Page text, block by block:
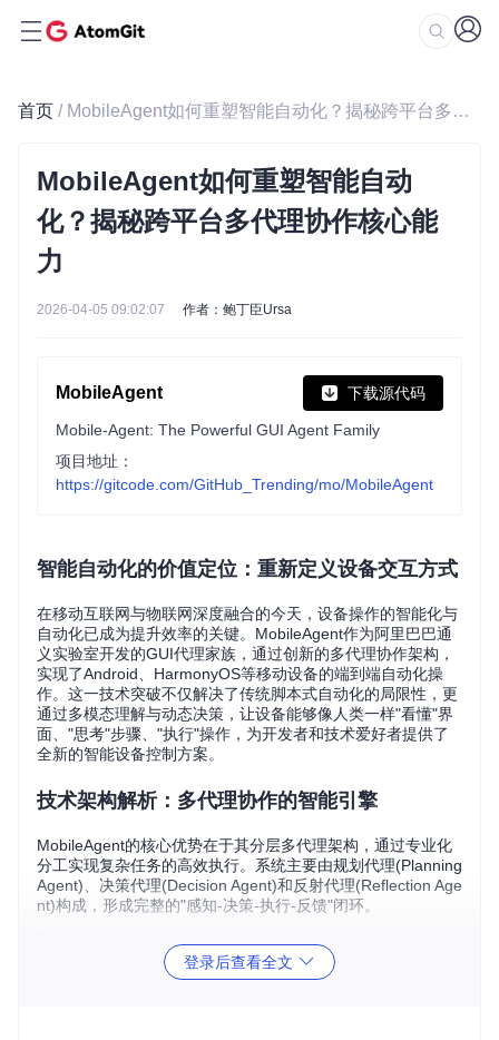
首页 / MobileAgent如何重塑智能自动化？揭秘跨平台多代理协作核心能力
MobileAgent如何重塑智能自动
化？揭秘跨平台多代理协作核心能
力
2026-04-05 09:02:07 作者：鲍丁臣Ursa
MobileAgent 下载源代码
Mobile-Agent: The Powerful GUI Agent Family
项目地址：
https://gitcode.com/GitHub_Trending/mo/MobileAgent
智能自动化的价值定位：重新定义设备交互方式
在移动互联网与物联网深度融合的今天，设备操作的智能化与
自动化已成为提升效率的关键。MobileAgent作为阿里巴巴通
义实验室开发的GUI代理家族，通过创新的多代理协作架构，
实现了Android、HarmonyOS等移动设备的端到端自动化操
作。这一技术突破不仅解决了传统脚本式自动化的局限性，更
通过多模态理解与动态决策，让设备能够像人类一样"看懂"界
面、"思考"步骤、"执行"操作，为开发者和技术爱好者提供了
全新的智能设备控制方案。
技术架构解析：多代理协作的智能引擎
MobileAgent的核心优势在于其分层多代理架构，通过专业化
分工实现复杂任务的高效执行。系统主要由规划代理(Planning
Agent)、决策代理(Decision Agent)和反射代理(Reflection Age
nt)构成，形成完整的"感知-决策-执行-反馈"闭环。
图：MobileAgent多代理协作架构展示了规划、决策与反射三
个核心阶段的协作流程，体现了移动自动化系统的认知能力
登录后查看全文